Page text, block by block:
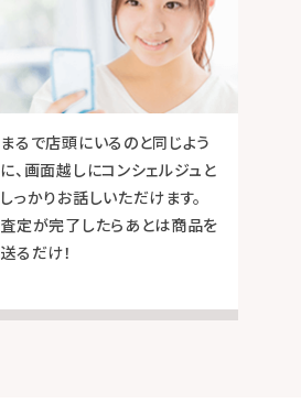
まるで店頭にいるのと同じよう
に、画面越しにコンシェルジュと
しっかりお話しいただけます。
査定が完了したらあとは商品を
送るだけ！